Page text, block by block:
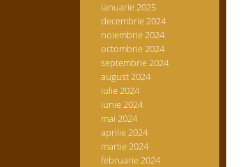
ianuarie 2025
decembrie 2024
noiembrie 2024
octombrie 2024
septembrie 2024
august 2024
iulie 2024
iunie 2024
mai 2024
aprilie 2024
martie 2024
februarie 2024